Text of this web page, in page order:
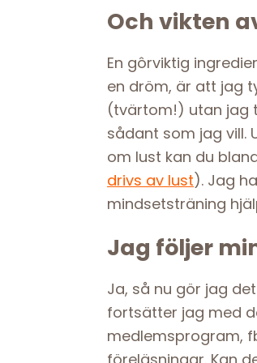
Och vikten
⁠En gôrviktig
en dröm, är att jag
(tvärtom!) utan jag
sådant som jag vill.
om lust kan du
drivs av lust). Jag
mindsetsträning
Jag följer
Ja, så nu gör jag
fortsätter jag med
medlemsprogram,